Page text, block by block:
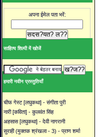
अपना ईमेल पता भरें:
साहित्य शिल्पी में खोजें
हमारी नवीन प्रस्तुतियाँ
चीफ गेस्ट [लघुकथा] - संगीता पुरी
नारी [कविता] - कुलवंत सिंह
अहसास [लघुकथा] - देवी नागरानी
सुराही (मुक्तक श्रंखला - 3) - प्राण शर्मा